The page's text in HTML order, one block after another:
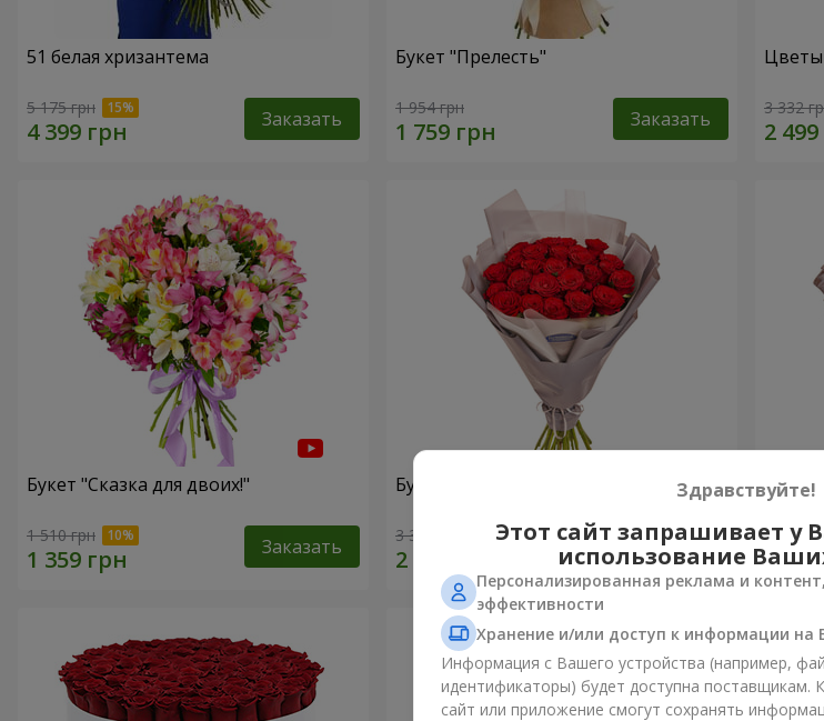
51 белая хризантема
5 175 грн Заказать
Букет "Прелесть"
1 954 грн Заказать
Цветы
3 332
Букет "Сказка для двоих!"
1 510 грн Заказать
Букет с упаковкой "25 красных роз"
3 383 грн Заказать
Букет
5 475
Здравствуйте!
Этот сайт запрашивает у
использование
Персонализированная реклама и
эффективности
Хранение и/или доступ к информации на
Информация с Вашего устройства (например,
идентификаторы) будет доступна поставщикам.
сайт или приложение смогут сохранять